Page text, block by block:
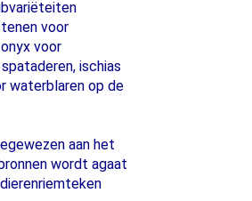
voor
voor
ischias
waterblaren op de
aan het
wordt agaat